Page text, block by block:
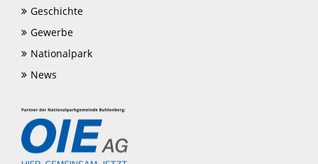
Geschichte
Gewerbe
Nationalpark
News